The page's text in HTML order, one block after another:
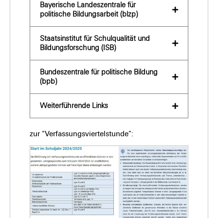
Bayerische Landeszentrale für
politische Bildungsarbeit (blzp)
Staatsinstitut für Schulqualität und
Bildungsforschung (ISB)
Bundeszentrale für politische Bildung
(bpb)
Weiterführende Links
zur “Verfassungsviertelstunde”: